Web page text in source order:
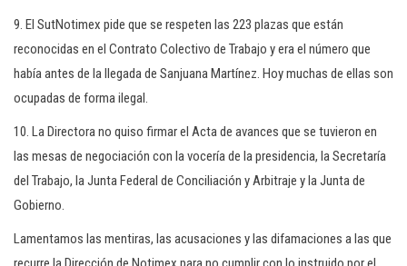
9. El SutNotimex pide que se respeten las 223 plazas que están
reconocidas en el Contrato Colectivo de Trabajo y era el número que
había antes de la llegada de Sanjuana Martínez. Hoy muchas de ellas son
ocupadas de forma ilegal.
10. La Directora no quiso firmar el Acta de avances que se tuvieron en
las mesas de negociación con la vocería de la presidencia, la Secretaría
del Trabajo, la Junta Federal de Conciliación y Arbitraje y la Junta de
Gobierno.
Lamentamos las mentiras, las acusaciones y las difamaciones a las que